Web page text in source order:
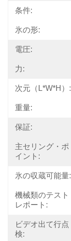
条件:
氷の形:
電圧:
力:
次元（L*W*H）:
重量:
保証:
主セリング・ポ
イント:
氷の収蔵可能量:
機械類のテスト
レポート:
ビデオ出て行点
検: